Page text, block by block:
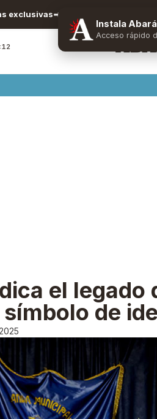
exclusivas
el legado
de
Instala
Acceso rápido